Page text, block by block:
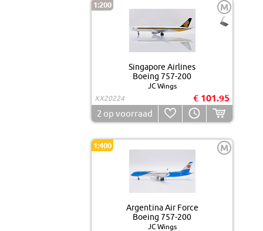
1:200 M
Singapore Airlines
Boeing 757-200
JC Wings
XX20224
€ 101.95
2 op voorraad
1:400 M
Argentina Air Force
Boeing 757-200
JC Wings